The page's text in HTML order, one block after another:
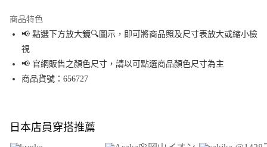
Apple Pay
街口支付
悠遊付
全盈+PAY
大哥付你分期
商品特色
📢 點選下方放大鏡🔍圖示，即可將商品照及尺寸表放大或縮小檢
視
📢 官網販售之顏色尺寸，請以可點選商品顏色尺寸為主
商品貨號：656727
日本店員穿搭推薦